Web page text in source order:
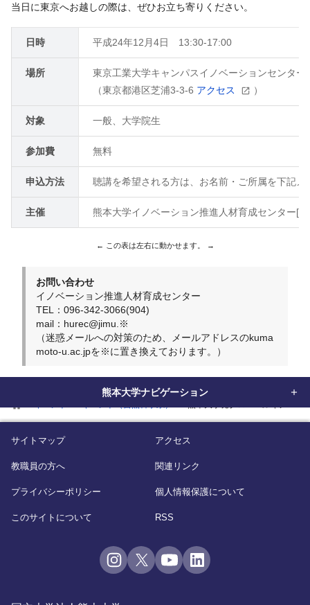
home
当日に東京へお越しの際は、ぜひお立ち寄りください。
日時 平成24年12月4日 13:30-17:00
場所
東京工業大学キャンパスイノベーションセンター
（東京都港区芝浦3-3-6 アクセス ）
対象 一般、大学院生
参加費 無料
申込方法 聴講を希望される方は、お名前・ご所属を下記
主催 熊本大学イノベーション推進人材育成センター
お問い合わせ
イノベーション推進人材育成センター
TEL：096-342-3066(904)
mail：hurec@jimu.※
（迷惑メールへの対策のため、メールアドレスのkuma
moto-u.ac.jpを※に置き換えております。）
熊本大学ナビゲーション
サイトマップ アクセス
教職員の方へ 関連リンク
プライバシーポリシー 個人情報保護について
このサイトについて RSS